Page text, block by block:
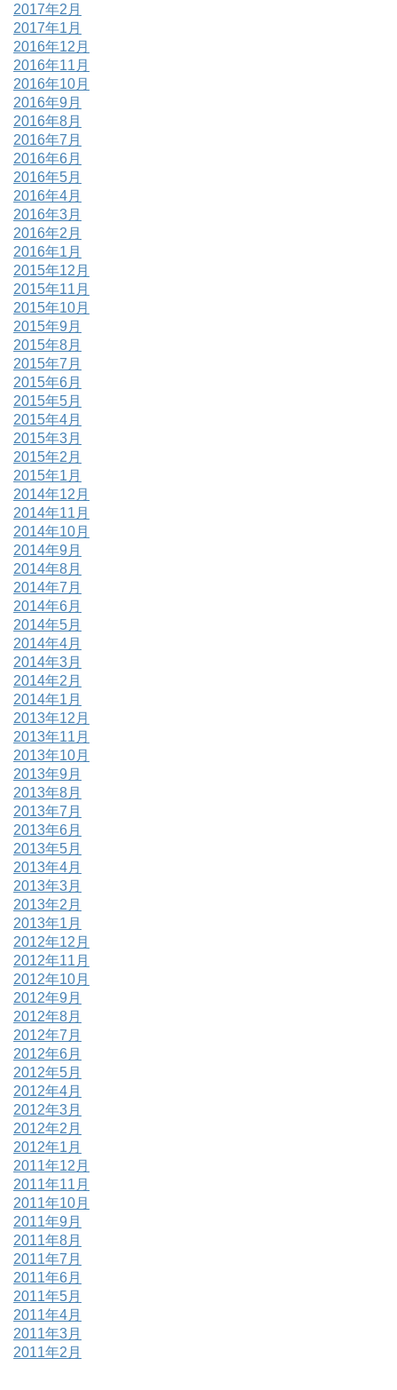
2017年2月
2017年1月
2016年12月
2016年11月
2016年10月
2016年9月
2016年8月
2016年7月
2016年6月
2016年5月
2016年4月
2016年3月
2016年2月
2016年1月
2015年12月
2015年11月
2015年10月
2015年9月
2015年8月
2015年7月
2015年6月
2015年5月
2015年4月
2015年3月
2015年2月
2015年1月
2014年12月
2014年11月
2014年10月
2014年9月
2014年8月
2014年7月
2014年6月
2014年5月
2014年4月
2014年3月
2014年2月
2014年1月
2013年12月
2013年11月
2013年10月
2013年9月
2013年8月
2013年7月
2013年6月
2013年5月
2013年4月
2013年3月
2013年2月
2013年1月
2012年12月
2012年11月
2012年10月
2012年9月
2012年8月
2012年7月
2012年6月
2012年5月
2012年4月
2012年3月
2012年2月
2012年1月
2011年12月
2011年11月
2011年10月
2011年9月
2011年8月
2011年7月
2011年6月
2011年5月
2011年4月
2011年3月
2011年2月